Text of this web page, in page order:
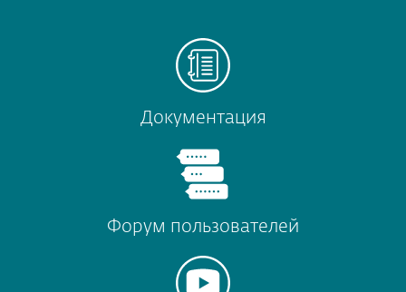
Документация
Форум пользователей